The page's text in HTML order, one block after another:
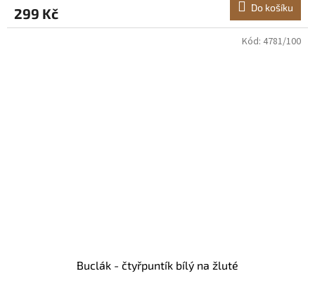
299 Kč Do košíku
Buclák - čtyřpuntík bílý na žluté
Kód: 4781/100